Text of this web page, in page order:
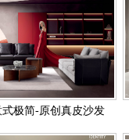
极简-原创真皮沙发